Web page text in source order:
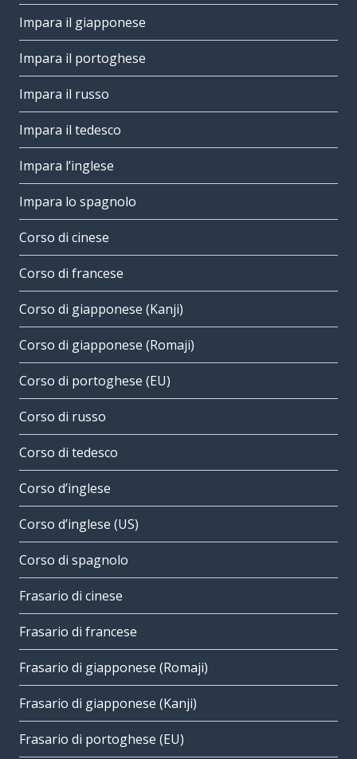
Impara il giapponese
Impara il portoghese
Impara il russo
Impara il tedesco
Impara l’inglese
Impara lo spagnolo
Corso di cinese
Corso di francese
Corso di giapponese (Kanji)
Corso di giapponese (Romaji)
Corso di portoghese (EU)
Corso di russo
Corso di tedesco
Corso d’inglese
Corso d’inglese (US)
Corso di spagnolo
Frasario di cinese
Frasario di francese
Frasario di giapponese (Romaji)
Frasario di giapponese (Kanji)
Frasario di portoghese (EU)